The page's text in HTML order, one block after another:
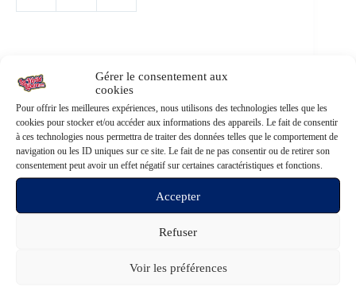
Gérer le consentement aux
cookies
Pour offrir les meilleures expériences, nous utilisons des technologies telles que les
cookies pour stocker et/ou accéder aux informations des appareils. Le fait de consentir
à ces technologies nous permettra de traiter des données telles que le comportement de
navigation ou les ID uniques sur ce site. Le fait de ne pas consentir ou de retirer son
consentement peut avoir un effet négatif sur certaines caractéristiques et fonctions.
Accepter
Refuser
Voir les préférences
PRÉCÉDENT
Encore plus d'articles pour la libération !
27-28 juin 2026 – 1er Festival Nexus – Jura
20 décembre 2025
4 commentaires
06-07 juin – Festival du Vivant – Nantes
05 janvier 2026 – Ouverture de l’espace Hormèse –